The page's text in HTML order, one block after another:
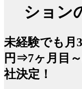
ション
未経験でも月
円⇒7ヶ月目
社決定！